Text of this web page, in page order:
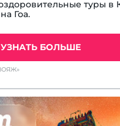
туры в
Гоа.
УЗНАТЬ БОЛЬШЕ